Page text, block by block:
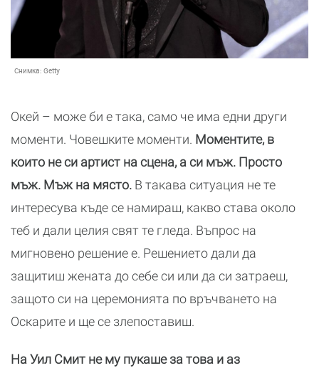
Снимка: Getty
Окей – може би е така, само че има едни други
моменти. Човешките моменти. Моментите, в
които не си артист на сцена, а си мъж. Просто
мъж. Мъж на място. В такава ситуация не те
интересува къде се намираш, какво става около
теб и дали целия свят те гледа. Въпрос на
мигновено решение е. Решението дали да
защитиш жената до себе си или да си затраеш,
защото си на церемонията по връчването на
Оскарите и ще се злепоставиш.
На Уил Смит не му пукаше за това и аз